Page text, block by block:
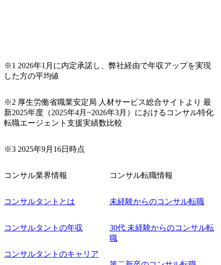
※1 2026年1月に内定承諾し、弊社経由で年収アップを実現
した方の平均値
※2 厚生労働省職業安定局 人材サービス総合サイトより 最
新2025年度（2025年4月~2026年3月）におけるコンサル特化
転職エージェント支援実績数比較
※3 2025年9月16日時点
コンサル業界情報
コンサルタントとは
コンサルタントの年収
コンサルタントのキャリア
コンサル転職情報
未経験からのコンサル転職
30代 未経験からのコンサル転
職